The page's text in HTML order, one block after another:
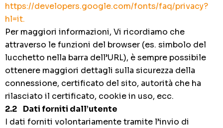
https://developers.google.com/fonts/faq/privacy?
hl=it.
Per maggiori informazioni, Vi ricordiamo che
attraverso le funzioni del browser (es. simbolo del
lucchetto nella barra dell’URL), è sempre possibile
ottenere maggiori dettagli sulla sicurezza della
connessione, certificato del sito, autorità che ha
rilasciato il certificato, cookie in uso, ecc.
2.2 Dati forniti dall’utente
I dati forniti volontariamente tramite l’invio di